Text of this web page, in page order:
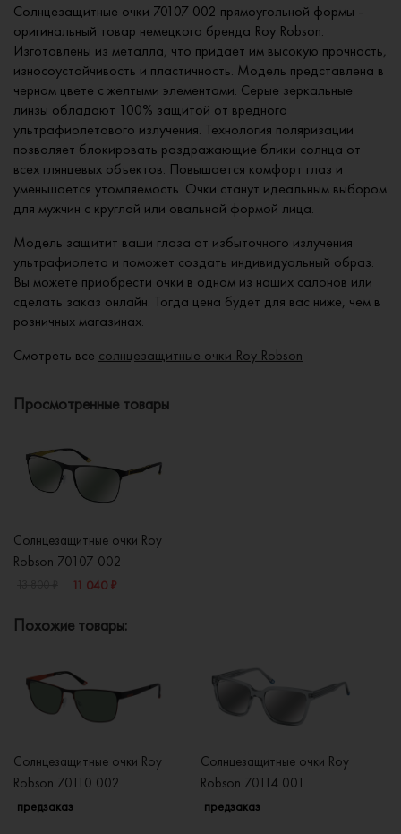
Солнцезащитные очки 70107 002 прямоугольной формы -
оригинальный товар немецкого бренда Roy Robson.
Изготовлены из металла, что придает им высокую прочность,
износоустойчивость и пластичность. Модель представлена в
черном цвете с желтыми элементами. Серые зеркальные
линзы обладают 100% защитой от вредного
ультрафиолетового излучения. Технология поляризации
позволяет блокировать раздражающие блики солнца от
всех глянцевых объектов. Повышается комфорт глаз и
уменьшается утомляемость. Очки станут идеальным выбором
для мужчин с круглой или овальной формой лица.
Модель защитит ваши глаза от избыточного излучения
ультрафиолета и поможет создать индивидуальный образ.
Вы можете приобрести очки в одном из наших салонов или
сделать заказ онлайн. Тогда цена будет для вас ниже, чем в
розничных магазинах.
Смотреть все солнцезащитные очки Roy Robson
Просмотренные товары
Солнцезащитные очки Roy
Robson 70107 002
11 040 ₽
Похожие товары:
Солнцезащитные очки Roy
Robson 70110 002
предзаказ
Солнцезащитные очки Roy
Robson 70114 001
предзаказ